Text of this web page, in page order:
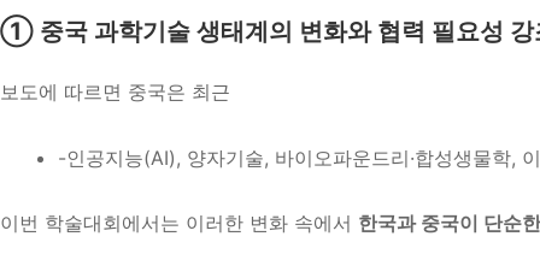
① 중국 과학기술 생태계의 변화와 협력 필요성 강
보도에 따르면 중국은 최근
-인공지능(AI), 양자기술, 바이오파운드리·합성생물학,
이번 학술대회에서는 이러한 변화 속에서 한국과 중국이 단순